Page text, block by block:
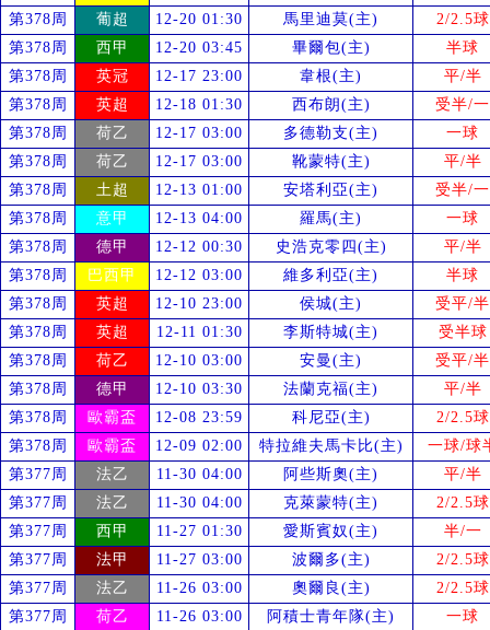
第378周
葡超 12-20 01:30 馬里迪莫(主)
2/2.5球
第378周
西甲 12-20 03:45 畢爾包(主)
半球
第378周
英冠 12-17 23:00 韋根(主)
平/半
第378周
英超 12-18 01:30 西布朗(主) 受半/一
第378周
荷乙 12-17 03:00 多德勒支(主)
一球
第378周
荷乙 12-17 03:00 靴蒙特(主)
平/半
第378周
土超 12-13 01:00 安塔利亞(主) 受半/一
第378周
意甲 12-13 04:00 羅馬(主)
一球
第378周
德甲 12-12 00:30 史浩克零四(主)
平/半
第378周
巴西甲 12-12 03:00 維多利亞(主)
半球
第378周
英超 12-10 23:00 侯城(主) 受平/半
第378周
英超 12-11 01:30 李斯特城(主) 受半球
第378周
荷乙 12-10 03:00 安曼(主) 受平/半
第378周
德甲 12-10 03:30 法蘭克福(主)
平/半
第378周
歐霸盃 12-08 23:59 科尼亞(主)
2/2.5球
第378周
歐霸盃 12-09 02:00 特拉維夫馬卡比(主)
一球/球
第377周
法乙 11-30 04:00 阿些斯奧(主)
平/半
第377周
法乙 11-30 04:00 克萊蒙特(主)
2/2.5球
第377周
西甲 11-27 01:30 愛斯賓奴(主)
半/一
第377周
法甲 11-27 03:00 波爾多(主)
2/2.5球
第377周
法乙 11-26 03:00 奧爾良(主)
2/2.5球
第377周
荷乙 11-26 03:00 阿積士青年隊(主)
一球